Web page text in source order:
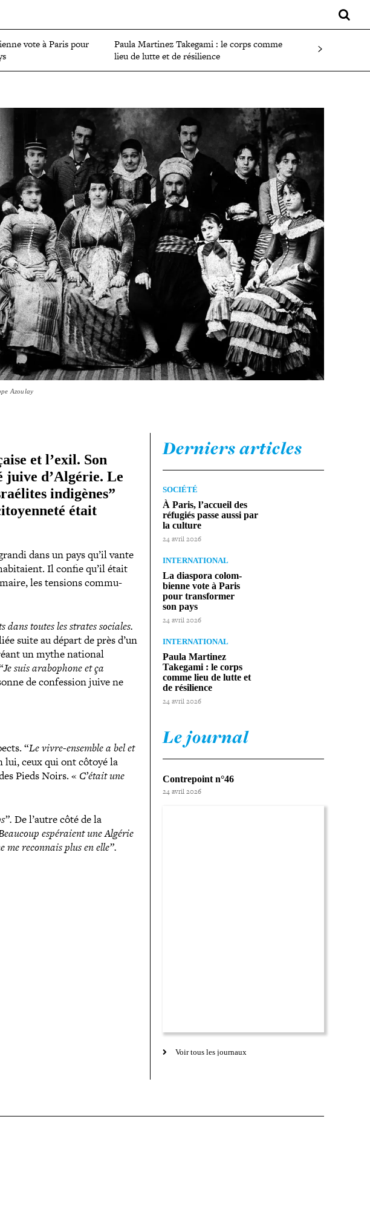
vote à Paris pour
Paula Martinez Takegami : le corps comme
lieu de lutte et de résilience
Azoulay
et l’exil. Son
juive d’Algérie. Le
indigènes”
était
dans un pays qu’il vante
Il confie qu’il était
les tensions com­mu­
dans toutes les strates sociales.
suite au départ de près d’un
un mythe national
Je suis ara­bo­phone et ça
de confes­sion juive ne
“Le vivre-​ensemble a bel et
lui, ceux qui ont côtoyé la
Pieds Noirs. « C’était une
De l’autre côté de la
espé­raient une Algérie
me reconnais plus en elle”.
Derniers articles
SOCIÉTÉ
À Paris, l’accueil des
réfugiés passe aussi par
la culture
24 avril 2026
INTERNATIONAL
La diaspora colom­
bienne vote à Paris
pour trans­for­mer
son pays
24 avril 2026
INTERNATIONAL
Paula Martinez
Takegami : le corps
comme lieu de lutte et
de résilience
24 avril 2026
Le journal
Contrepoint n°46
24 avril 2026
Voir tous les journaux